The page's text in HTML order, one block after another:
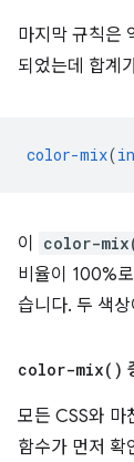
마지막 규칙은
되었는데 합계
color-mix(in
이 color-
비율이 100%
습니다. 두 색
color-mix( )
모든 CSS와 마
함수가 먼저 확